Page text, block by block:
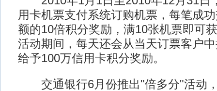
用卡机票支付系统订购机票，每笔成
额的10倍积分奖励，满10张机票即可
活动期间，每天还会从当天订票客户
给予100万信用卡积分奖励。
交通银行6月份推出"倍多分"活动